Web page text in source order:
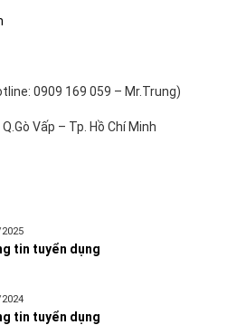
0909 169 059 – Mr.Trung)
Vấp – Tp. Hồ Chí Minh
tin tuyển dụng
tin tuyển dụng